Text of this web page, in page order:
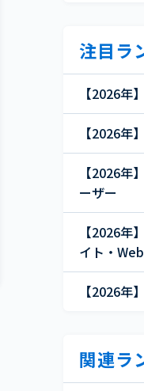
注目ラ
【2026年
【2026年
【2026年
ーザー
【2026年
イト・
【2026年
関連ラ